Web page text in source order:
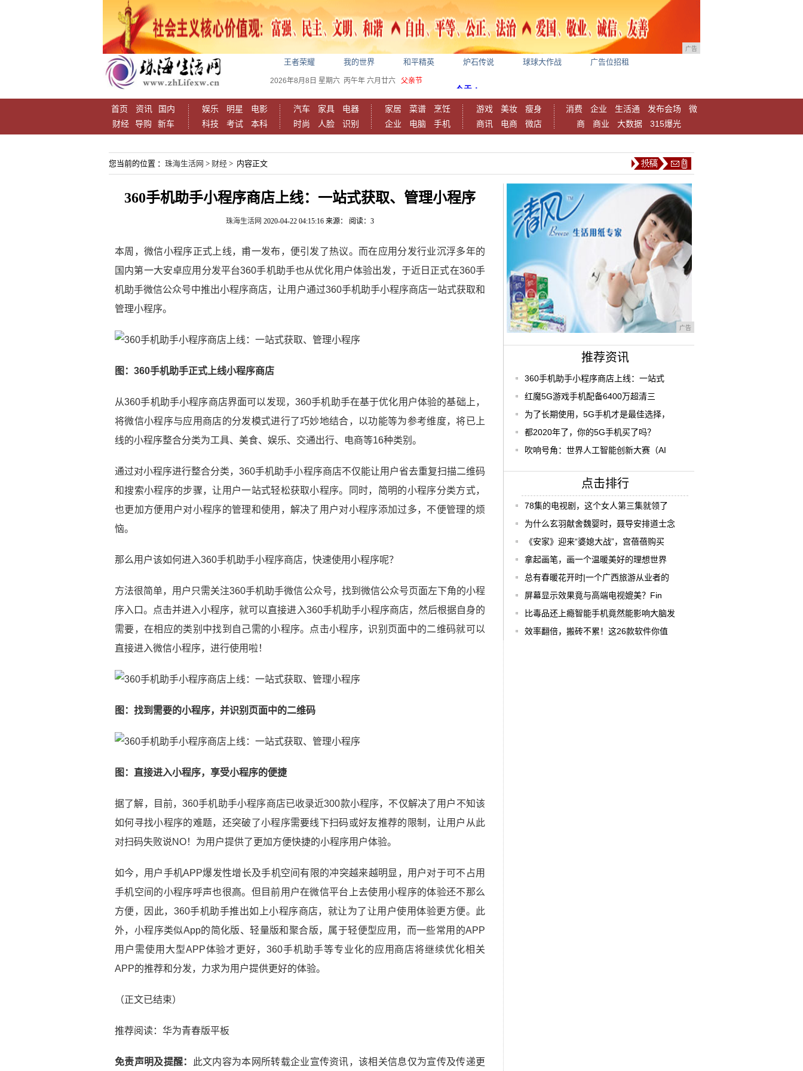
广告
王者荣耀 我的世界 和平精英 炉石传说 球球大作战 广告位招租
2026年8月8日 星期六 丙午年 六月廿六 父亲节
首页 资讯
国内
财经
导购 新车
娱乐 明星
电影
科技
考试 本科
汽车 家具
电器
时尚
人脸 识别
家居 菜谱
烹饪
企业
电脑 手机
游戏 美妆
瘦身
商讯
电商 微店
消费 企业 生活通 发布会场
微
商
商业 大数据 315爆光
您当前的位置 ： 珠海生活网 > 财经 > 内容正文
360手机助手小程序商店上线：一站式获取、管理小程序
珠海生活网 2020-04-22 04:15:16 来源： 阅读：3
本周，微信小程序正式上线，甫一发布，便引发了热议。而在应用分发行业沉浮多年的
国内第一大安卓应用分发平台360手机助手也从优化用户体验出发，于近日正式在360手
机助手微信公众号中推出小程序商店，让用户通过360手机助手小程序商店一站式获取和
管理小程序。
图：360手机助手正式上线小程序商店
从360手机助手小程序商店界面可以发现，360手机助手在基于优化用户体验的基础上，
将微信小程序与应用商店的分发模式进行了巧妙地结合，以功能等为参考维度，将已上
线的小程序整合分类为工具、美食、娱乐、交通出行、电商等16种类别。
通过对小程序进行整合分类，360手机助手小程序商店不仅能让用户省去重复扫描二维码
和搜索小程序的步骤，让用户一站式轻松获取小程序。同时，简明的小程序分类方式，
也更加方便用户对小程序的管理和使用，解决了用户对小程序添加过多，不便管理的烦
恼。
那么用户该如何进入360手机助手小程序商店，快速使用小程序呢？
方法很简单，用户只需关注360手机助手微信公众号，找到微信公众号页面左下角的小程
序入口。点击并进入小程序，就可以直接进入360手机助手小程序商店，然后根据自身的
需要，在相应的类别中找到自己需的小程序。点击小程序，识别页面中的二维码就可以
直接进入微信小程序，进行使用啦！
图：找到需要的小程序，并识别页面中的二维码
图：直接进入小程序，享受小程序的便捷
据了解，目前，360手机助手小程序商店已收录近300款小程序，不仅解决了用户不知该
如何寻找小程序的难题，还突破了小程序需要线下扫码或好友推荐的限制，让用户从此
对扫码失败说NO！为用户提供了更加方便快捷的小程序用户体验。
如今，用户手机APP爆发性增长及手机空间有限的冲突越来越明显，用户对于可不占用
手机空间的小程序呼声也很高。但目前用户在微信平台上去使用小程序的体验还不那么
方便，因此，360手机助手推出如上小程序商店，就让为了让用户使用体验更方便。此
外，小程序类似App的简化版、轻量版和聚合版，属于轻便型应用，而一些常用的APP
用户需使用大型APP体验才更好，360手机助手等专业化的应用商店将继续优化相关
APP的推荐和分发，力求为用户提供更好的体验。
（正文已结束）
推荐阅读： 华为青春版平板
免责声明及提醒： 此文内容为本网所转载企业宣传资讯，该相关信息仅为宣传及传递更
广告
推荐资讯
360手机助手小程序商店上线：一站式
红魔5G游戏手机配备6400万超清三
为了长期使用，5G手机才是最佳选择，
都2020年了，你的5G手机买了吗？
吹响号角：世界人工智能创新大赛（AI
点击排行
78集的电视剧，这个女人第三集就领了
为什么玄羽献舍魏婴时，聂导安排道士念
《安家》迎来“婆媳大战”，宫蓓蓓购买
拿起画笔，画一个温暖美好的理想世界
总有春暖花开时|一个广西旅游从业者的
屏幕显示效果竟与高端电视媲美？Fin
比毒品还上瘾智能手机竟然能影响大脑发
效率翻倍，搬砖不累！这26款软件你值